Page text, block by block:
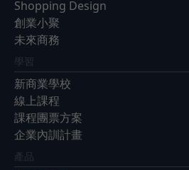
Shopping Design
創業小聚
未來商務
學習
新商業學校
線上課程
課程團票方案
企業內訓計畫
產品